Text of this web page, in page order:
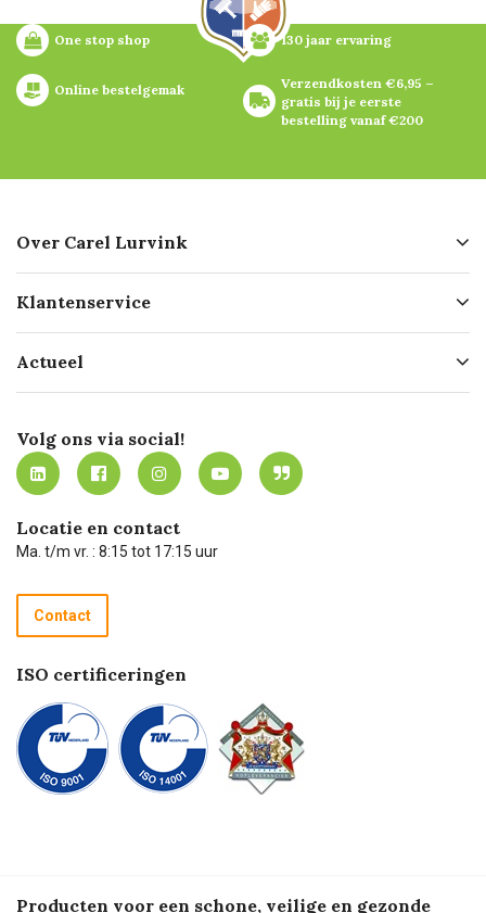
One stop shop 130 jaar ervaring
Online bestelgemak
Verzendkosten €6,95 –
gratis bij je eerste
bestelling vanaf €200
Over Carel Lurvink
Geschiedenis
Missie
Werken bij Carel Lurvink
MVO
Klantenservice
Bezorgen
Mijn Carel Lurvink
Mijn Carel Lurvink instructievideo's
Carel Lurvink App
Hulp op afstand
Technische dienst
Recycle programma
Betalen
Actueel
Innovation LAB
Tevreden klanten
Carel Lurvink Blog
Carel de podcast
Volg ons via social!
Locatie en contact
Ma. t/m vr. : 8:15 tot 17:15 uur
Contact
ISO certificeringen
Producten voor een schone, veilige en gezonde